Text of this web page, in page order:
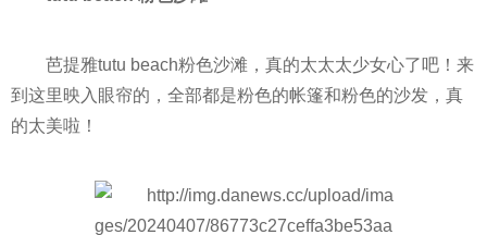
芭提雅tutu beach粉色沙滩，真的太太太少女心了吧！来
到这里映入眼帘的，全部都是粉色的帐篷和粉色的沙发，真
的太美啦！